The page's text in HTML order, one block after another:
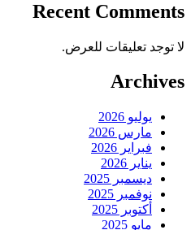
Recent Comments
لا توجد تعليقات للعرض.
Archives
يوليو 2026
مارس 2026
فبراير 2026
يناير 2026
ديسمبر 2025
نوفمبر 2025
أكتوبر 2025
مايو 2025